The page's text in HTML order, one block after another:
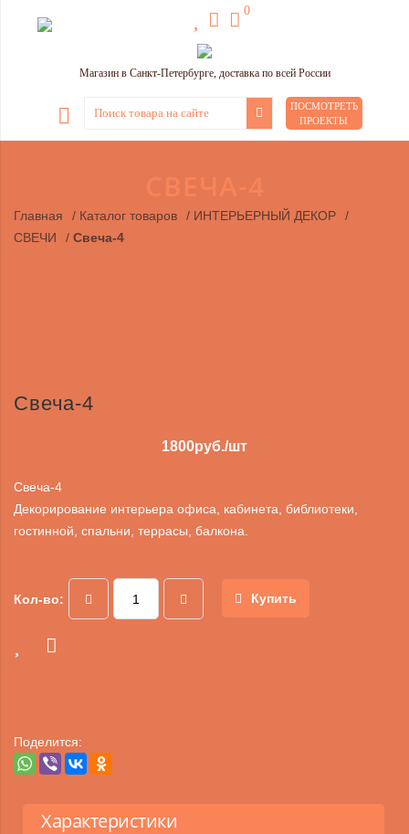
0
Магазин в Санкт-Петербурге, доставка по всей России
ПОСМОТРЕТЬ
ПРОЕКТЫ
Главная / Каталог товаров / ИНТЕРЬЕРНЫЙ ДЕКОР
/
СВЕЧИ
/ Свеча-4
Свеча-4
1800руб./шт
Свеча-4
Декорирование интерьера офиса, кабинета, библиотеки,
гостинной, спальни, террасы, балкона.
Кол-во: Купить
Поделится:
Характеристики